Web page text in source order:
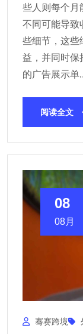
些人则每个月
不同可能导致
些细节，这些
益，并同时保
的广告展示单
阅读全文
08
08月
骞赛跨境